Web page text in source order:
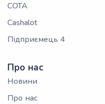
СОТА
Cashalot
Підприємець 4
Про нас
Новини
Про нас